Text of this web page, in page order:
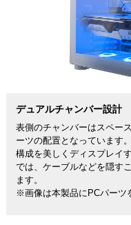
デュアルチャンバー設計
表側のチャンバーはスペー
ーツの配置となっています
構成を美しくディスプレイ
では、ケーブルなどを隠す
ます。
※画像は本製品にPCパーツ